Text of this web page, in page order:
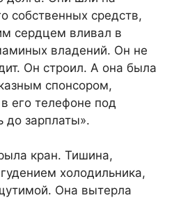
собственных средств,
сердцем вливал в
владений. Он не
Он строил. А она была
спонсором,
его телефоне под
до зарплаты».
кран. Тишина,
холодильника,
Она вытерла